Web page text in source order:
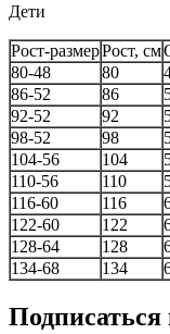
Дети
Рост-размерРост, см
80-48
80
86-52
86
92-52
92
98-52
98
104-56
104
110-56
110
116-60
116
122-60
122
128-64
128
134-68
134